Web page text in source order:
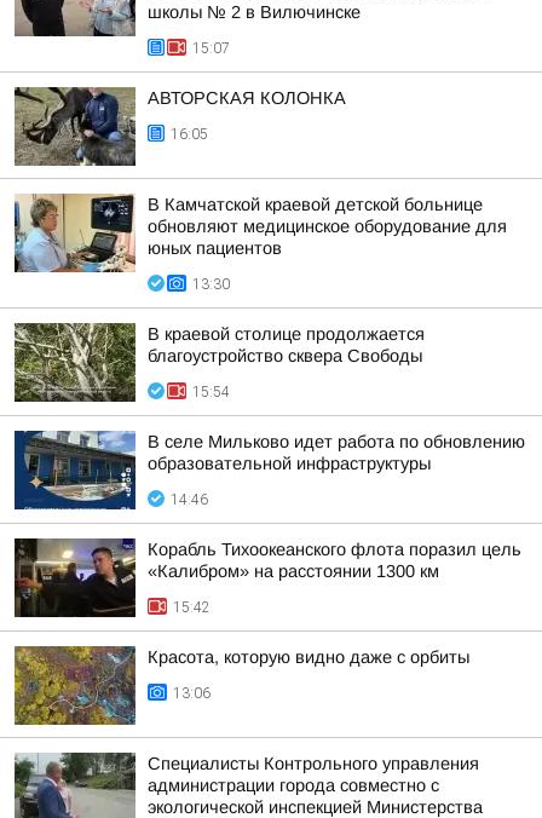
школы № 2 в Вилючинске
15:07
АВТОРСКАЯ КОЛОНКА
16:05
В Камчатской краевой детской больнице
обновляют медицинское оборудование для
юных пациентов
13:30
В краевой столице продолжается
благоустройство сквера Свободы
15:54
В селе Мильково идет работа по обновлению
образовательной инфраструктуры
14:46
Корабль Тихоокеанского флота поразил цель
«Калибром» на расстоянии 1300 км
15:42
Красота, которую видно даже с орбиты
13:06
Специалисты Контрольного управления
администрации города совместно с
экологической инспекцией Министерства